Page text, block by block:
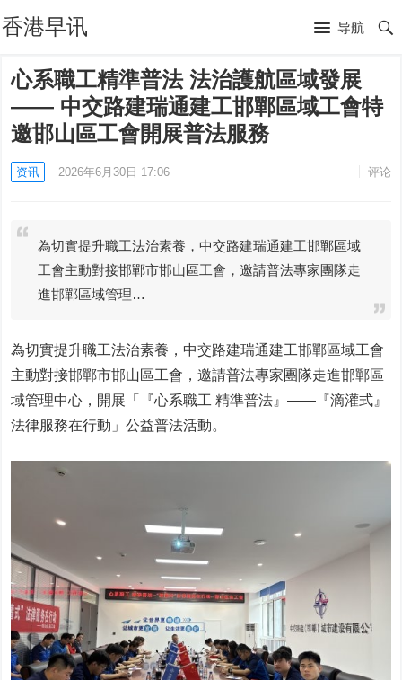
香港早讯 导航
心系職工精準普法 法治護航區域發展
—— 中交路建瑞通建工邯鄲區域工會特
邀邯山區工會開展普法服務
资讯 2026年6月30日 17:06 评论
為切實提升職工法治素養，中交路建瑞通建工邯鄲區域
工會主動對接邯鄲市邯山區工會，邀請普法專家團隊走
進邯鄲區域管理…
為切實提升職工法治素養，中交路建瑞通建工邯鄲區域工會
主動對接邯鄲市邯山區工會，邀請普法專家團隊走進邯鄲區
域管理中心，開展「『心系職工 精準普法』——『滴灌式』
法律服務在行動」公益普法活動。